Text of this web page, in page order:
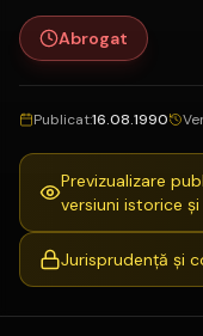
Abrogat
Publicat:16.08.1990
Previzualizare
versiuni istorice
Jurisprudență și